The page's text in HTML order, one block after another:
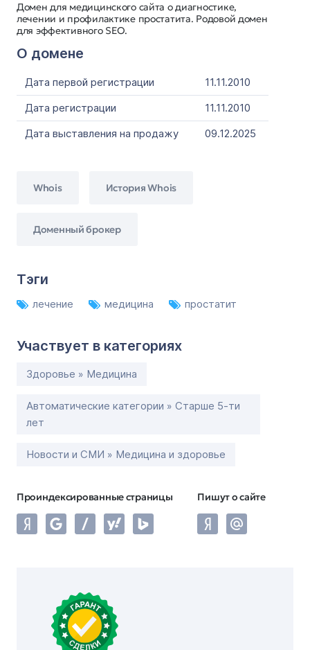
Домен для медицинского сайта о диагностике,
лечении и профилактике простатита. Родовой домен
для эффективного SEO.
О домене
Дата первой регистрации
11.11.2010
Дата регистрации
11.11.2010
Дата выставления на продажу
09.12.2025
Whois История Whois
Доменный брокер
Тэги
лечение медицина простатит
Участвует в категориях
Здоровье » Медицина
Автоматические категории » Старше 5-ти
лет
Новости и СМИ » Медицина и здоровье
Проиндексированные страницы Пишут о сайте